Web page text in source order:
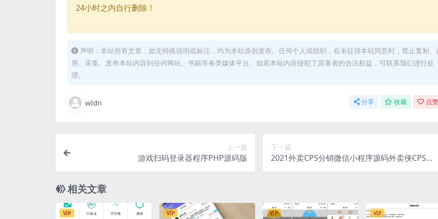
24小时之内自行删除！
声明：本站所有文章，如无特殊说明或标注，均为本站原创发布。任何个人或组织，在未征得本站同意时，禁止复制、
用、采集、发布本站内容到任何网站、书籍等各类媒体平台。如若本站内容侵犯了原著者的合法权益，可联系我们进行处
理。
wldn 分享 收藏 点
上一篇
游戏扫码登录器程序PHP源码版
下一篇
2021外卖CPS分销微信小程序源码外卖侠CPS完
相关文章
VIP VIP VIP VIP